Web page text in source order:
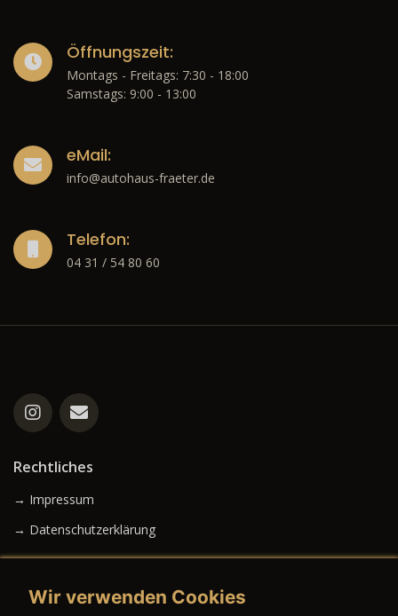
Öffnungszeit:
Montags - Freitags: 7:30 - 18:00
Samstags: 9:00 - 13:00
eMail:
info@autohaus-fraeter.de
Telefon:
04 31 / 54 80 60
Rechtliches
→ Impressum
→ Datenschutzerklärung
Wir verwenden Cookies